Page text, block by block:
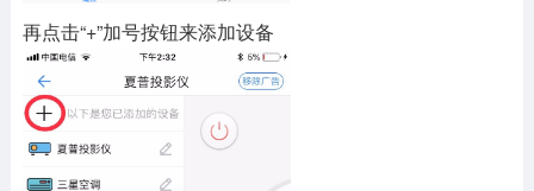
再点击“+”加号按钮来添加设备